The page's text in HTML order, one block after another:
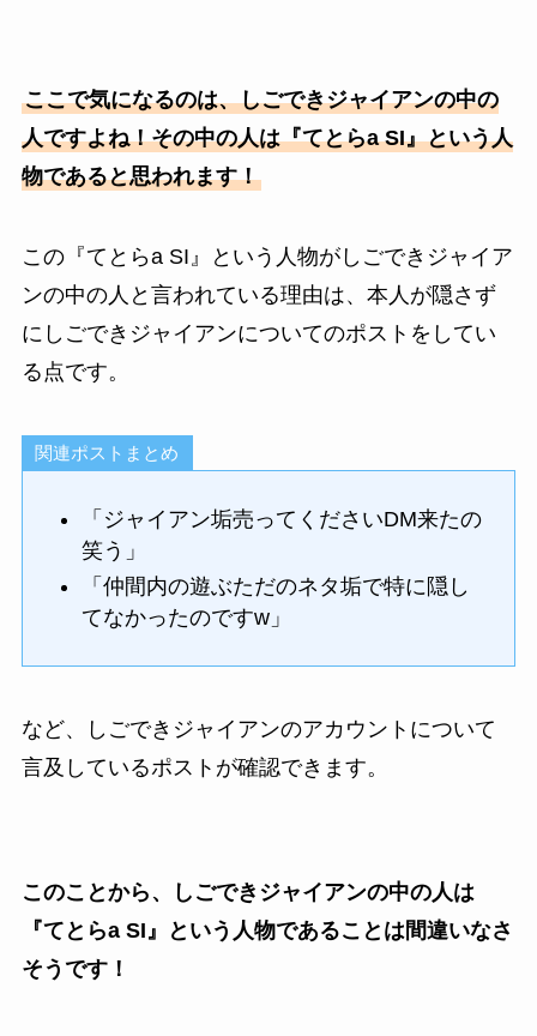
ここで気になるのは、しごできジャイアンの中の
人ですよね！その中の人は『てとらa SI』という人
物であると思われます！
この『てとらa SI』という人物がしごできジャイア
ンの中の人と言われている理由は、本人が隠さず
にしごできジャイアンについてのポストをしてい
る点です。
関連ポストまとめ
「ジャイアン垢売ってくださいDM来たの
笑う」
「仲間内の遊ぶただのネタ垢で特に隠し
てなかったのですw」
など、しごできジャイアンのアカウントについて
言及しているポストが確認できます。
このことから、しごできジャイアンの中の人は
『てとらa SI』という人物であることは間違いなさ
そうです！